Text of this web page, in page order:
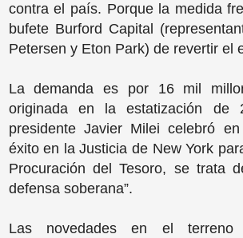
contra el país. Porque la medida
bufete Burford Capital
Petersen y Eton Park) de revertir el
La demanda es por 16 mil
originada en la estatización de
presidente Javier Milei celebró
éxito en la Justicia de New York
Procuración del Tesoro, se trata
defensa soberana”.
Las novedades en el terreno